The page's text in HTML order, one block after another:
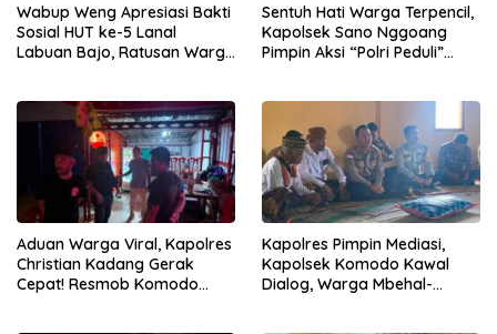
Wabup Weng Apresiasi Bakti
Sosial HUT ke-5 Lanal
Labuan Bajo, Ratusan Warga
Gratis
Sentuh Hati Warga Terpencil,
Kapolsek Sano Nggoang
Pimpin Aksi “Polri Peduli”
Aduan Warga Viral, Kapolres
Christian Kadang Gerak
Cepat! Resmob Komodo
Kapolres Pimpin Mediasi,
Kapolsek Komodo Kawal
Dialog, Warga Mbehal-